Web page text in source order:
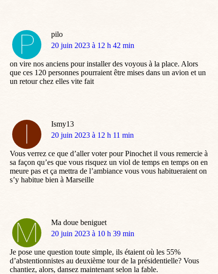
pilo
dit
20 juin 2023 à 12 h 42 min
on vire nos anciens pour installer des voyous à la place. Alors
que ces 120 personnes pourraient être mises dans un avion et un
un retour chez elles vite fait
Ismy13
dit
20 juin 2023 à 12 h 11 min
Vous verrez ce que d’aller voter pour Pinochet il vous remercie à
sa façon qu’es que vous risquez un viol de temps en temps on en
meure pas et ça mettra de l’ambiance vous vous habitueraient on
s’y habitue bien à Marseille
Ma doue beniguet
dit
20 juin 2023 à 10 h 39 min
Je pose une question toute simple, ils étaient où les 55%
d’abstentionnistes au deuxième tour de la présidentielle? Vous
chantiez, alors, dansez maintenant selon la fable.